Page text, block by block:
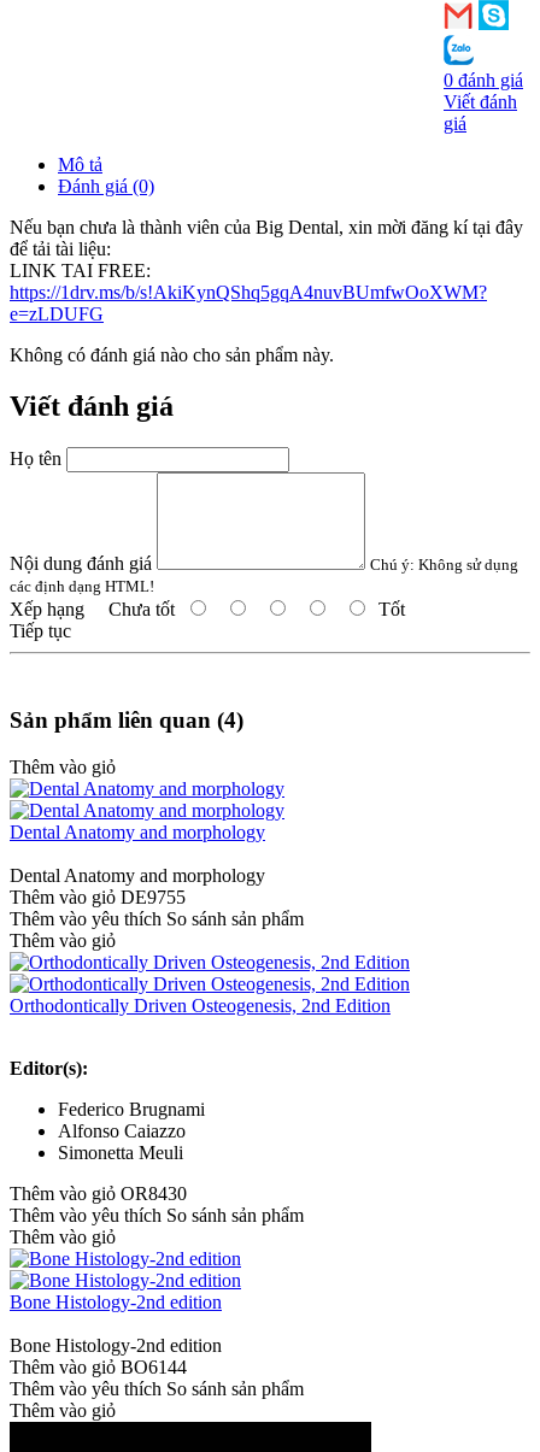
0 đánh giá
Viết đánh
giá
Mô tả
Đánh giá (0)
Nếu bạn chưa là thành viên của Big Dental, xin mời đăng kí tại đây
để tải tài liệu:
LINK TAI FREE:
https://1drv.ms/b/s!AkiKynQShq5gqA4nuvBUmfwOoXWM?
e=zLDUFG
Không có đánh giá nào cho sản phẩm này.
Viết đánh giá
Họ tên
Nội dung đánh giá Chú ý: Không sử dụng
các định dạng HTML!
Xếp hạng Chưa tốt
Tốt
Tiếp tục
Sản phẩm liên quan (4)
Thêm vào giỏ
Dental Anatomy and morphology
Dental Anatomy and morphology
Thêm vào giỏ DE9755
Thêm vào yêu thích So sánh sản phẩm
Thêm vào giỏ
Orthodontically Driven Osteogenesis, 2nd Edition
Editor(s):
Federico Brugnami
Alfonso Caiazzo
Simonetta Meuli
Thêm vào giỏ OR8430
Thêm vào yêu thích So sánh sản phẩm
Thêm vào giỏ
Bone Histology-2nd edition
Bone Histology-2nd edition
Thêm vào giỏ BO6144
Thêm vào yêu thích So sánh sản phẩm
Thêm vào giỏ